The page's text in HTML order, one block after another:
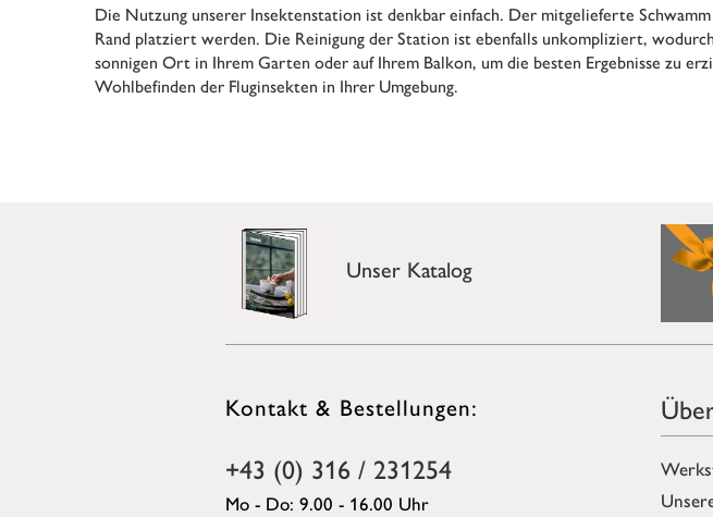
Die Nutzung unserer Insektenstation ist denkbar einfach. Der mitgelieferte
Rand platziert werden. Die Reinigung der Station ist ebenfalls unkompliziert,
sonnigen Ort in Ihrem Garten oder auf Ihrem Balkon, um die besten Ergebnisse zu
Wohlbefinden der Fluginsekten in Ihrer Umgebung.
Unser Katalog
Kontakt & Bestellungen:
+43 (0) 316 / 231254
Mo - Do: 9.00 - 16.00 Uhr